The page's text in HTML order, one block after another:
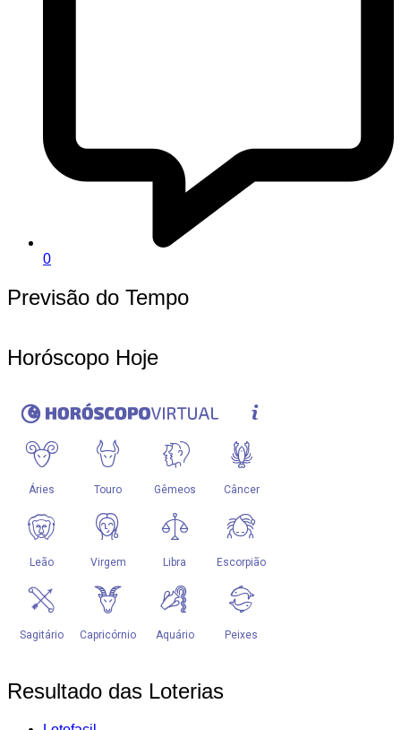
0
Previsão do Tempo
Horóscopo Hoje
Resultado das Loterias